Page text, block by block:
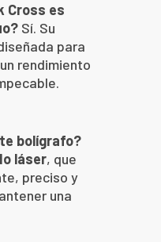
Cross es
Sí. Su
para
rendimiento
bolígrafo?
láser, que
preciso y
una